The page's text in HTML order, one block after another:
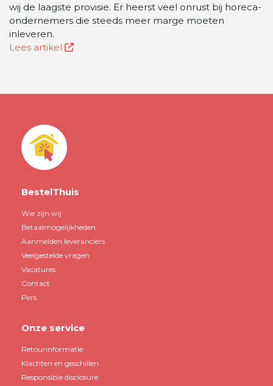
wij de laagste provisie. Er heerst veel onrust bij horeca-
ondernemers die steeds meer marge moeten
inleveren.
Lees artikel
BestelThuis
Wie zijn wij
Betaalmogelijkheden
Aanmelden leveranciers
Veelgestelde vragen
Vacatures
Contact
Pers
Onze service
Retourinformatie
Klachten en geschillen
Responsible disclosure